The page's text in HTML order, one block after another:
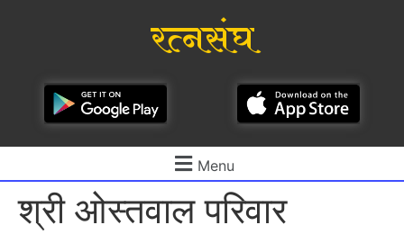
रत्नसंघ
Menu
श्री ओस्तवाल परिवार